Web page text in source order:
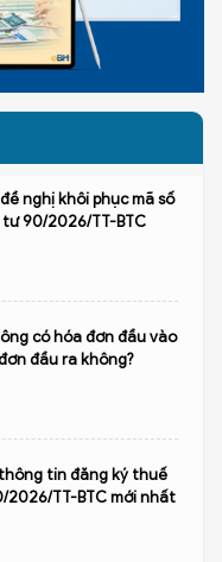
nghị khôi phục mã số
90/2026/TT-BTC
có hóa đơn đầu vào
đầu ra không?
tin đăng ký thuế
TT-BTC mới nhất